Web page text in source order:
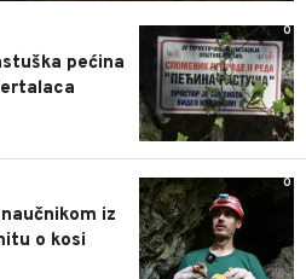
0
pećina
0
iz
o kosi